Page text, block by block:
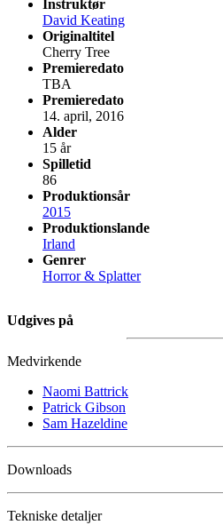
Instruktør
David Keating
Originaltitel
Cherry Tree
Premieredato
TBA
Premieredato
14. april, 2016
Alder
15 år
Spilletid
86
Produktionsår
2015
Produktionslande
Irland
Genrer
Horror & Splatter
Udgives på
Medvirkende
Naomi Battrick
Patrick Gibson
Sam Hazeldine
Downloads
Tekniske detaljer